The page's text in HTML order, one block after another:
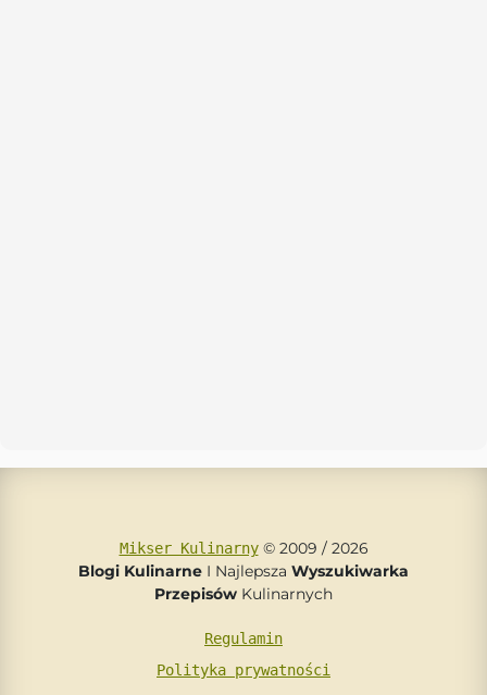
Mikser Kulinarny© 2009 / 2026
Blogi Kulinarne I Najlepsza Wyszukiwarka
Przepisów Kulinarnych
Regulamin
Polityka prywatności